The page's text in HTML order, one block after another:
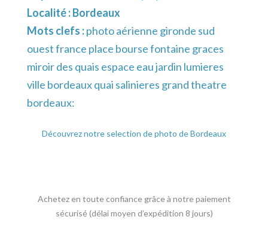
Localité :Bordeaux
Mots clefs :photo aérienne gironde sud
ouest france place bourse fontaine graces
miroir des quais espace eau jardin lumieres
ville bordeaux quai salinieres grand theatre
bordeaux:
Découvrez notre selection de photo de Bordeaux
Achetez en toute confiance grâce à notre paiement
sécurisé (délai moyen d’expédition 8 jours)